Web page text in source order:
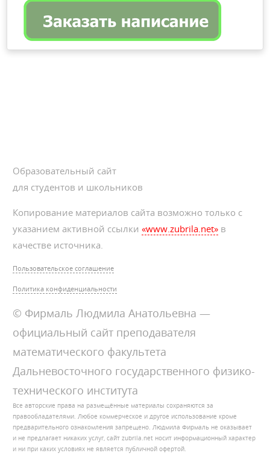
Образовательный сайт
для студентов и школьников
Копирование материалов сайта возможно только с
указанием активной ссылки«www.zubrila.net» в
качестве источника.
Пользовательское соглашение
Политика конфиденциальности
© Фирмаль Людмила Анатольевна —
официальный сайт преподавателя
математического факультета
Дальневосточного государственного физико-
технического института
Все авторские права на размещённые материалы сохраняются за
правообладателями. Любое коммерческое и другое использование кроме
предварительного ознакомления запрещено. Людмила Фирмаль не оказывает
и не предлагает никаких услуг, сайт zubrila.net носит информационный характер
и ни при каких условиях не является публичной офертой.